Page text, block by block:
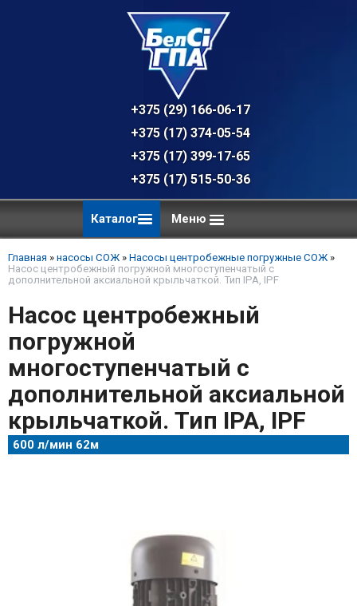
+375 (29) 166-06-17 - техническая
+375 (17) 374-05-54 - общий отдел,
+375 (17) 399-17-65
+375 (17) 515-50-36
Каталог Меню
Главная » насосы СОЖ » Насосы центробежные погружные СОЖ »
Насос центробежный погружной многоступенчатый с
дополнительной аксиальной крыльчаткой. Тип IPA, IPF
Насос центробежный
погружной
многоступенчатый с
дополнительной аксиальной
крыльчаткой. Тип IPA, IPF
600 л/мин 62м